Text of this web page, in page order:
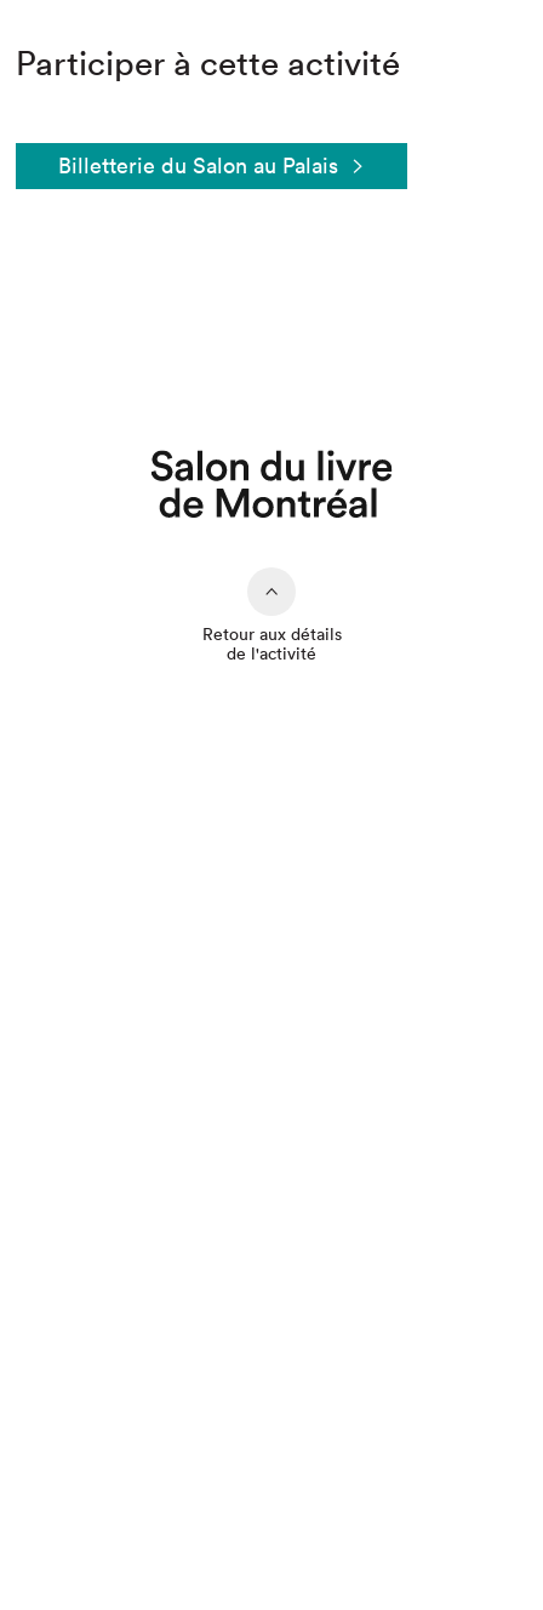
Participer à cette activité
Billetterie du Salon au Palais
Retour aux détails
de l'activité